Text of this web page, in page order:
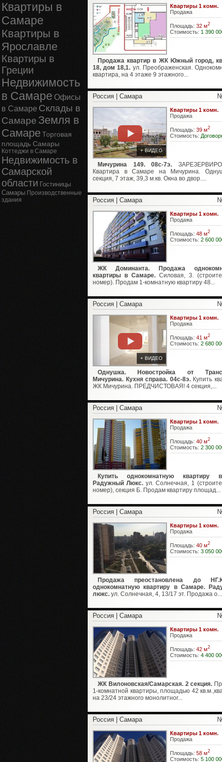
Квартиры в
Самаре
Квартиры в
Ярославле
Квартиры в
Греции
Недвижимость
в Самаре Офисы
в Самаре Склады в
Самаре Земля в
СамареТорговая
площадь Самары
Коттеджи в Самаре
Недвижимость в
Самарской
области Гостиницы
Самары Производственные
здания
Квартиры 1 комн.
Продажа
Площадь: 32 м2
Стоимость: 1 390
Продажа квартир в ЖК Южный город,
18, дом 18,1. ул. Преображенская.
квартира, на 4 этаже 9 этажного...
Россия | Самара
+ ВИДЕО
Квартиры 1 комн.
Продажа
Площадь: 39 м2
Стоимость:
Мичурина 149. 08с-7э.
Квартира в Самаре на Мичурина.
секция, 7 этаж, 39,3 м.кв. Окна во двор....
Россия | Самара
Квартиры 1 комн.
Продажа
Площадь: 48 м2
Стоимость: 2 600
ЖК Доминанта. Продажа
квартиры в Самаре. Силовая, 3.
номер). Продам 1-комнатную квартиру 48...
Россия | Самара
+ ВИДЕО
Квартиры 1 комн.
Продажа
Площадь: 41 м2
Стоимость: 2 680
Однушка. Новостройка от
Мичурина. Кухня справа. 04с-8э.Купить
ЖК Мичурина. ПРЕДЧИСТОВАЯ! 4 секция,...
Россия | Самара
Квартиры 1 комн.
Продажа
Площадь: 40 м2
Стоимость: 2 300
Купить однокомнатную
Радужный Люкс.ул. Солнечная, 1
номер), секция Б. Продам квартиру площад...
Россия | Самара
Квартиры 1 комн.
Продажа
Площадь: 40 м2
Стоимость: 3 050
Продажа преостановлена до
однокомнатную квартиру в Самаре.
люкс. ул. Солнечная, 4, 13/17 эт. Продажа о...
Россия | Самара
Квартиры 1 комн.
Продажа
Площадь: 42 м2
Стоимость: 4 400
ЖК Вилоновская/Самарская. 2 секция.
1-комнатной квартиры, площадью 42
на 23/24 этажного монолитног...
Россия | Самара
Квартиры 1 комн.
Продажа
Площадь: 58 м2
Стоимость: 5 100